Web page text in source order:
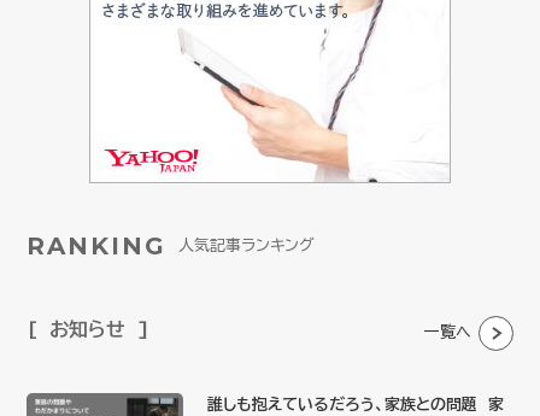
RANKING 人気記事ランキング
お知らせ 一覧へ
誰しも抱えているだろう、家族との問題 家